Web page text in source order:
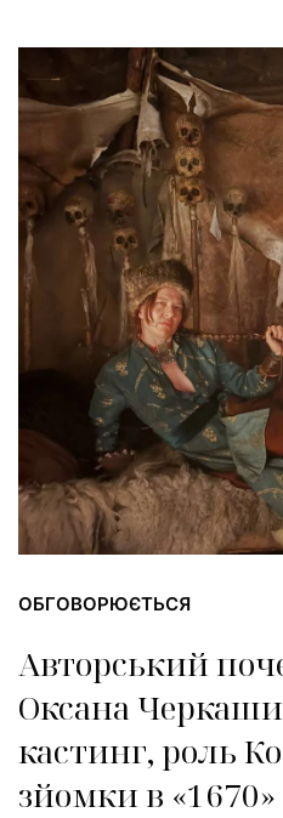
ОБГОВОРЮЄТЬСЯ
Авторський
Оксана
кастинг, роль
зйомки в «1670»